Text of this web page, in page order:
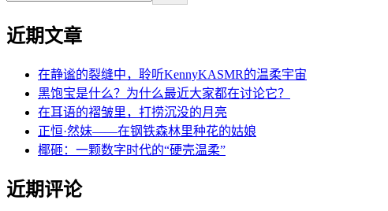
近期文章
在静谧的裂缝中，聆听KennyKASMR的温柔宇宙
黑饱宝是什么？为什么最近大家都在讨论它？
在耳语的褶皱里，打捞沉没的月亮
正恒·然妹——在钢铁森林里种花的姑娘
椰砸：一颗数字时代的“硬壳温柔”
近期评论